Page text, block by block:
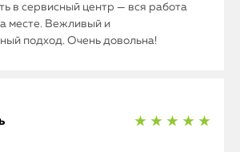
в сервисный центр — вся работа
месте. Вежливый и
подход. Очень довольна!
★ ★ ★ ★ ★